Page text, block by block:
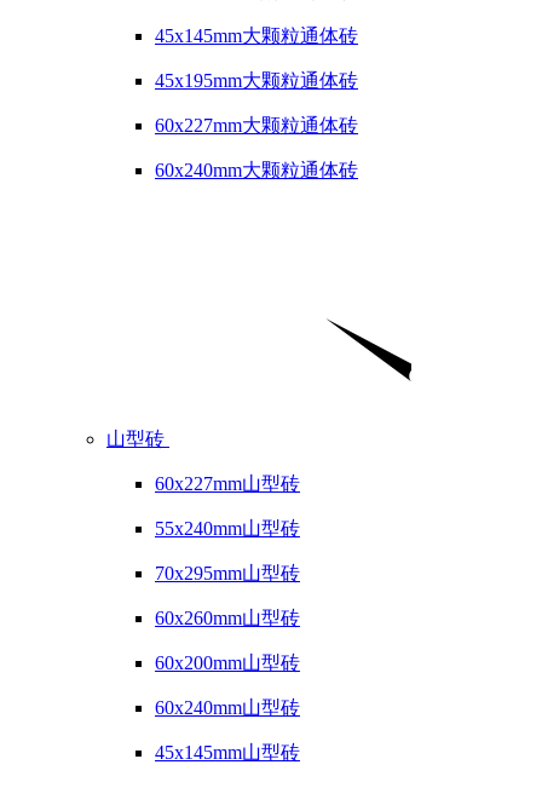
45x145mm大颗粒通体砖
45x195mm大颗粒通体砖
60x227mm大颗粒通体砖
60x240mm大颗粒通体砖
山型砖
60x227mm山型砖
55x240mm山型砖
70x295mm山型砖
60x260mm山型砖
60x200mm山型砖
60x240mm山型砖
45x145mm山型砖